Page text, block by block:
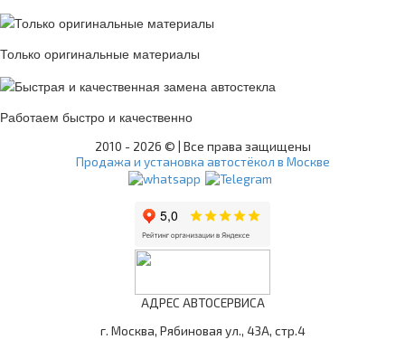
Только оригинальные материалы
Работаем быстро и качественно
2010 - 2026 © | Все права защищены
Продажа и установка автостёкол в Москве
АДРЕС АВТОСЕРВИСА
г. Москва, Рябиновая ул., 43А, стр.4